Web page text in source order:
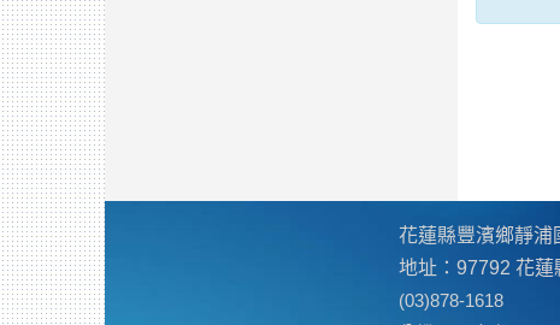
花蓮縣豐濱鄉靜浦
地址：97792 花
(03)878-1618